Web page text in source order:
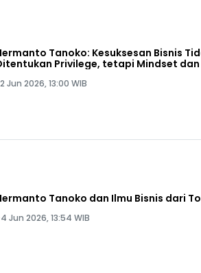
Tanoko: Kesuksesan Bisnis
Privilege, tetapi Mindset dan
Jun 2026, 13:00 WIB
Tanoko dan Ilmu Bisnis dari
Jun 2026, 13:54 WIB